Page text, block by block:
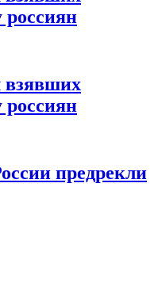
россиян
взявших
россиян
предрекли